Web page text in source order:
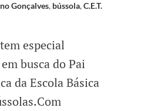
Gonçalves, bússola,C.E.T.
especial
busca do Pai
da Escola Básica